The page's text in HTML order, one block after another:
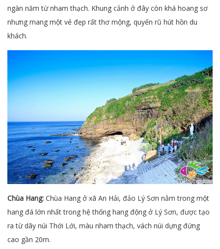
ngàn năm từ nham thạch. Khung cảnh ở đây còn khá hoang sơ
nhưng mang một vẻ đẹp rất thơ mộng, quyến rũ hút hồn du
khách.
Chùa Hang: Chùa Hang ở xã An Hải, đảo Lý Sơn nằm trong một
hang đá lớn nhất trong hệ thống hang động ở Lý Sơn, được tạo
ra từ dãy núi Thới Lới, màu nham thạch, vách núi dựng đứng
cao gần 20m.